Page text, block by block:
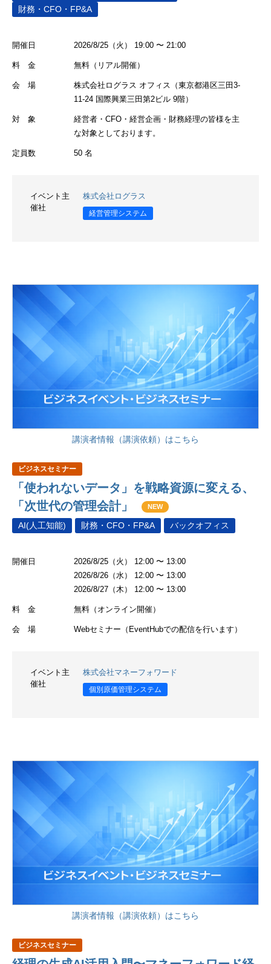
財務・CFO・FP&A
開催日 2026/8/25（火） 19:00 〜 21:00
料 金 無料（リアル開催）
会 場
株式会社ログラス オフィス（東京都港区三田3-
11-24 国際興業三田第2ビル 9階）
対 象
経営者・CFO・経営企画・財務経理の皆様を主
な対象としております。
定員数 50 名
イベント主
催社
株式会社ログラス
経営管理システム
講演者情報（講演依頼）はこちら
ビジネスセミナー
「使われないデータ」を戦略資源に変える、
「次世代の管理会計」
NEW
AI(人工知能) 財務・CFO・FP&A バックオフィス
開催日
2026/8/25（火） 12:00 〜 13:00
2026/8/26（水） 12:00 〜 13:00
2026/8/27（木） 12:00 〜 13:00
料 金 無料（オンライン開催）
会 場 Webセミナー（EventHubでの配信を行います）
イベント主
催社
株式会社マネーフォワード
個別原価管理システム
講演者情報（講演依頼）はこちら
ビジネスセミナー